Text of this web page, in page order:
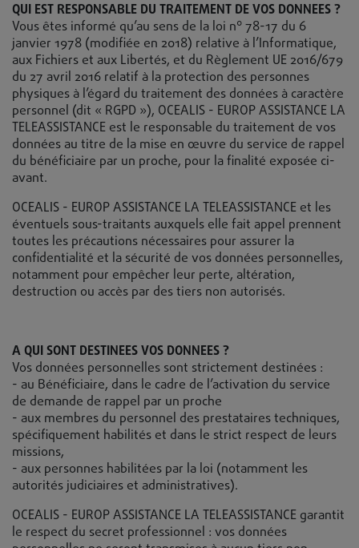
QUI EST RESPONSABLE DU TRAITEMENT DE VOS DONNEES ?
Vous êtes informé qu’au sens de la loi n° 78-17 du 6
janvier 1978 (modifiée en 2018) relative à l’Informatique,
aux Fichiers et aux Libertés, et du Règlement UE 2016/679
du 27 avril 2016 relatif à la protection des personnes
physiques à l’égard du traitement des données à caractère
personnel (dit « RGPD »), OCEALIS - EUROP ASSISTANCE LA
TELEASSISTANCE est le responsable du traitement de vos
données au titre de la mise en œuvre du service de rappel
du bénéficiaire par un proche, pour la finalité exposée ci-
avant.
OCEALIS - EUROP ASSISTANCE LA TELEASSISTANCE et les
éventuels sous-traitants auxquels elle fait appel prennent
toutes les précautions nécessaires pour assurer la
confidentialité et la sécurité de vos données personnelles,
notamment pour empêcher leur perte, altération,
destruction ou accès par des tiers non autorisés.
A QUI SONT DESTINEES VOS DONNEES ?
Vos données personnelles sont strictement destinées :
- au Bénéficiaire, dans le cadre de l’activation du service
de demande de rappel par un proche
- aux membres du personnel des prestataires techniques,
spécifiquement habilités et dans le strict respect de leurs
missions,
- aux personnes habilitées par la loi (notamment les
autorités judiciaires et administratives).
OCEALIS - EUROP ASSISTANCE LA TELEASSISTANCE garantit
le respect du secret professionnel : vos données